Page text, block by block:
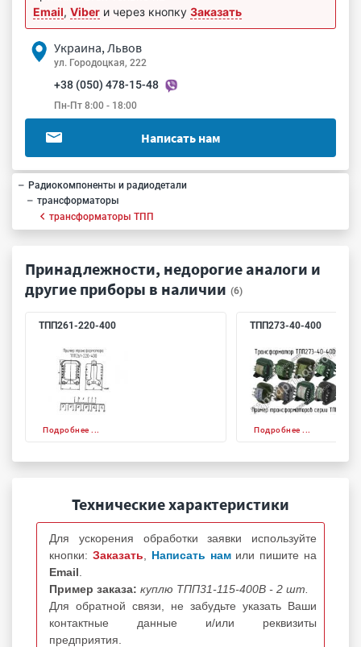
Email, Viber и через кнопку Заказать
Украина, Львов
ул. Городоцкая, 222
+38 (050) 478-15-48
Пн-Пт 8:00 - 18:00
Написать нам
Радиокомпоненты и радиодетали
трансформаторы
трансформаторы ТПП
Принадлежности, недорогие аналоги и
другие приборы в наличии (6)
ТПП261-220-400
Подробнее ...
ТПП273-40-400
Подробнее ...
Технические характеристики
Для ускорения обработки заявки используйте
кнопки: Заказать Написать нам или пишите на
Email
Пример заказа: куплю ТПП31-115-400В - 2 шт.
Для обратной связи, не забудьте указать Ваши
контактные данные и/или реквизиты
предприятия.